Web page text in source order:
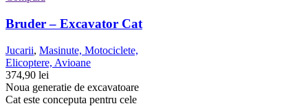
Bruder – Excavator Cat
Jucarii, Masinute, Motociclete,
Elicoptere, Avioane
374,90 lei
Noua generatie de excavatoare
Cat este conceputa pentru cele